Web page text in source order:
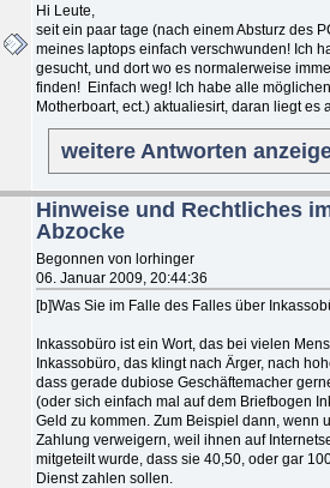
Hi Leute,
seit ein paar tage (nach einem Absturz des
meines laptops einfach verschwunden! Ich
gesucht, und dort wo es normalerweise
finden! Einfach weg! Ich habe alle
Motherboart, ect.) aktualiesirt, daran liegt es
weitere Antworten
Hinweise und Rechtliches
Abzocke
Begonnen von lorhinger
06. Januar 2009, 20:44:36
[b]Was Sie im Falle des Falles über
Inkassobüro ist ein Wort, das bei vielen
Inkassobüro, das klingt nach Ärger, nach
dass gerade dubiose Geschäftemacher
(oder sich einfach mal auf dem Briefbogen
Geld zu kommen. Zum Beispiel dann, wenn
Zahlung verweigern, weil ihnen auf
mitgeteilt wurde, dass sie 40,50, oder gar
Dienst zahlen sollen.